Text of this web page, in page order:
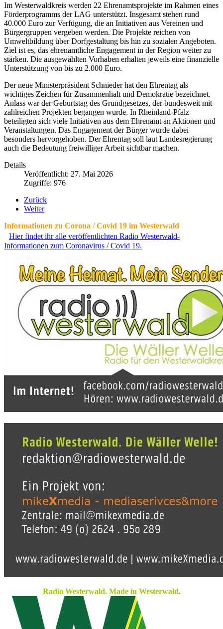
Im Westerwaldkreis werden 22 Ehrenamtsprojekte im Rahmen eines
Förderprogramms der LAG unterstützt. Insgesamt stehen rund
40.000 Euro zur Verfügung, die an Initiativen aus Vereinen und
Bürgergruppen vergeben werden. Die Projekte reichen von
Umweltbildung über Dorfgestaltung bis hin zu sozialen Angeboten.
Ziel ist es, das ehrenamtliche Engagement in der Region weiter zu
stärken. Die ausgewählten Vorhaben erhalten jeweils eine finanzielle
Unterstützung von bis zu 2.000 Euro.
Der neue Ministerpräsident Schnieder hat den Ehrentag als
wichtiges Zeichen für Zusammenhalt und Demokratie bezeichnet.
Anlass war der Geburtstag des Grundgesetzes, der bundesweit mit
zahlreichen Projekten begangen wurde. In Rheinland-Pfalz
beteiligten sich viele Initiativen aus dem Ehrenamt an Aktionen und
Veranstaltungen. Das Engagement der Bürger wurde dabei
besonders hervorgehoben. Der Ehrentag soll laut Landesregierung
auch die Bedeutung freiwilliger Arbeit sichtbar machen.
Details
Veröffentlicht: 27. Mai 2026
Zugriffe: 976
Zurück
Weiter
Informationen zu Corona / Covid 19 im Westerwald
Hier findet ihr alle veröffentlichten Radio Westerwald-
Informationen zum Coronavirus / Covid 19.
Radio Westerwald. Made in Westerwald.